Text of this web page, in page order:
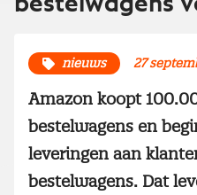
nieuws 27
Amazon koopt
bestelwagens en
leveringen aan
bestelwagens. Dat